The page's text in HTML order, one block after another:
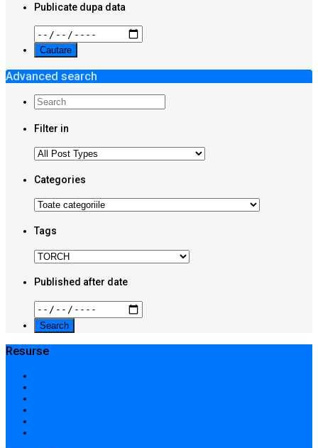
Publicate dupa data
Advanced search
Filter in
Categories
Tags
Published after date
Resurse